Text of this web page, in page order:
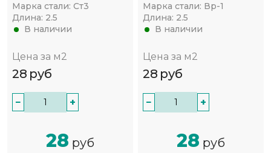
Марка стали: Ст3
Длина: 2.5
В наличии
Цена за м2
28 руб
− +
28 руб
Марка стали: Вр-1
Длина: 2.5
В наличии
Цена за м2
28 руб
− +
28 руб